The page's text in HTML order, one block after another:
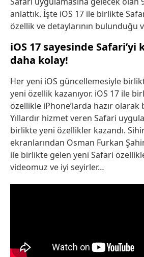
anlattık. İşte iOS 17 ile birlikte
özellik ve detaylarının bulunduğu
iOS 17 sayesinde
daha kolay!
Her yeni iOS güncellemesiyle
yeni özellik kazanıyor. iOS 17 ile
özellikle iPhone’larda hazır olarak
Yıllardır hizmet veren Safari
birlikte yeni özellikler kazandı.
ekranlarından Osman Furkan
ile birlikte gelen yeni Safari
videomuz ve iyi seyirler…